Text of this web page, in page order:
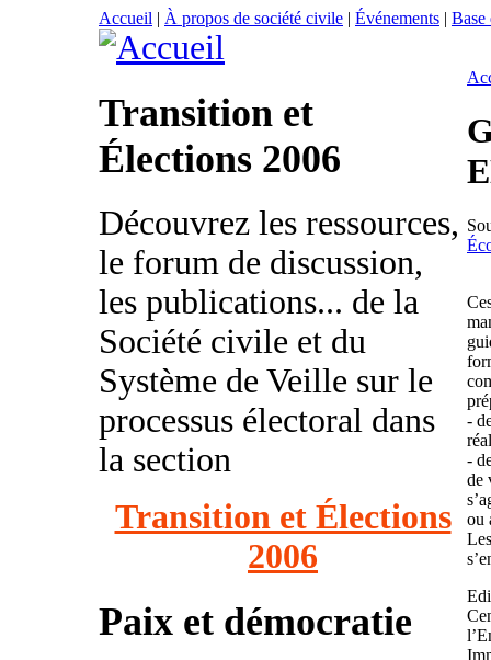
Accueil | À propos de société civile | Événements | Base
Transition et
Élections 2006
Découvrez les ressources,
le forum de discussion,
les publications... de la
Société civile et du
Système de Veille sur le
processus électoral dans
la section
Transition et Élections
2006
Paix et démocratie
-
-
de
ou